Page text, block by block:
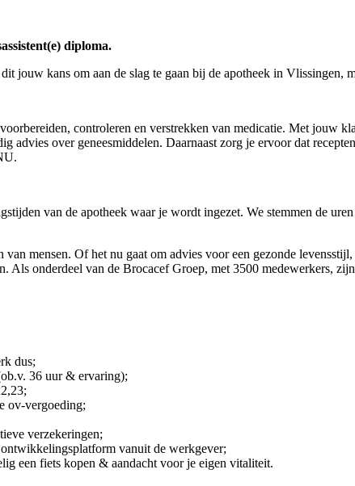
diploma.
jouw kans om aan de slag te gaan bij de apotheek in Vlissingen,
controleren en verstrekken van medicatie. Met jouw
advies over geneesmiddelen. Daarnaast zorg je ervoor dat
van de apotheek waar je wordt ingezet. We stemmen de
mensen. Of het nu gaat om advies voor een gezonde
onderdeel van de Brocacef Groep, met 3500 medewerkers,
dus;
36 uur & ervaring);
ov-vergoeding;
verzekeringen;
vanuit de werkgever;
een fiets kopen & aandacht voor je eigen vitaliteit.